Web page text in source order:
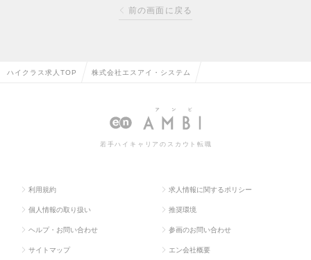
前の画面に戻る
ハイクラス求人TOP 株式会社エスアイ・システム
若手ハイキャリアのスカウト転職
利用規約 求人情報に関するポリシー
個人情報の取り扱い 推奨環境
ヘルプ・お問い合わせ 参画のお問い合わせ
サイトマップ エン会社概要